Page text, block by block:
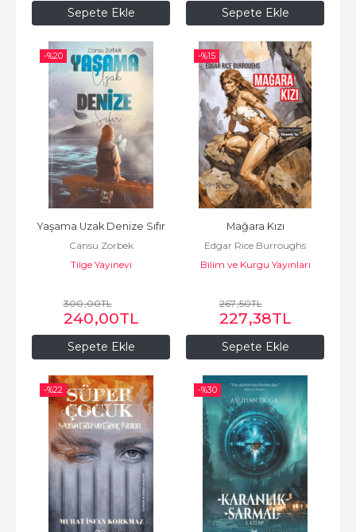
Sepete Ekle Sepete Ekle
-%20
Sepete Ekle
Yaşama Uzak Denize Sıfır
Cansu Zorbek
Tilge Yayınevi
300,00TL
240,00TL
-%15
Sepete Ekle
Mağara Kızı
Edgar Rice Burroughs
Bilim ve Kurgu Yayınları
267,50TL
227,38TL
-%22 -%30